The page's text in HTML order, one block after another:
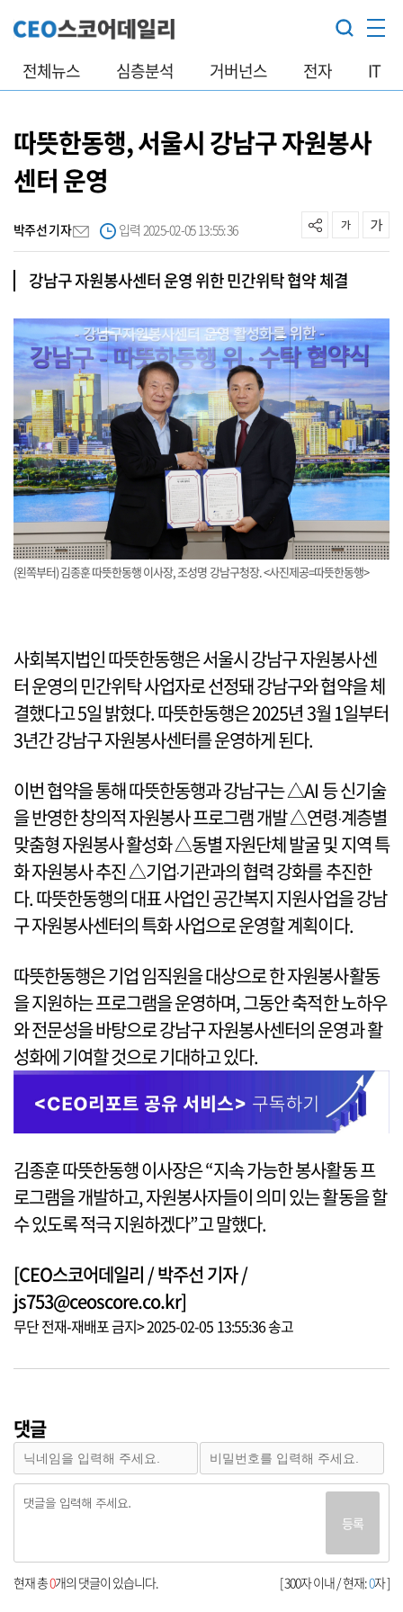
전체뉴스 심층분석 거버넌스 전자 IT
따뜻한동행, 서울시 강남구 자원봉사
센터 운영
박주선 기자 입력 2025-02-05 13:55:36
강남구 자원봉사센터 운영 위한 민간위탁 협약 체결
(왼쪽부터) 김종훈 따뜻한동행 이사장, 조성명 강남구청장. <사진제공=따뜻한동행>
사회복지법인 따뜻한동행은 서울시 강남구 자원봉사센
터 운영의 민간위탁 사업자로 선정돼 강남구와 협약을 체
결했다고 5일 밝혔다. 따뜻한동행은 2025년 3월 1일부터
3년간 강남구 자원봉사센터를 운영하게 된다.
이번 협약을 통해 따뜻한동행과 강남구는 △AI 등 신기술
을 반영한 창의적 자원봉사 프로그램 개발 △연령‧계층별
맞춤형 자원봉사 활성화 △동별 자원단체 발굴 및 지역 특
화 자원봉사 추진 △기업‧기관과의 협력 강화를 추진한
다. 따뜻한동행의 대표 사업인 공간복지 지원사업을 강남
구 자원봉사센터의 특화 사업으로 운영할 계획이다.
따뜻한동행은 기업 임직원을 대상으로 한 자원봉사활동
을 지원하는 프로그램을 운영하며, 그동안 축적한 노하우
와 전문성을 바탕으로 강남구 자원봉사센터의 운영과 활
성화에 기여할 것으로 기대하고 있다.
김종훈 따뜻한동행 이사장은 “지속 가능한 봉사활동 프
로그램을 개발하고, 자원봉사자들이 의미 있는 활동을 할
수 있도록 적극 지원하겠다”고 말했다.
[CEO스코어데일리 / 박주선 기자 /
js753@ceoscore.co.kr]
무단 전재-재배포 금지> 2025-02-05 13:55:36 송고
댓글
등록
[ 300자 이내 / 현재:0자 ]
현재 총0개의 댓글이 있습니다.